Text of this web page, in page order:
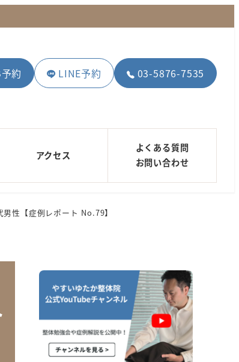
約 LINE予約 03-5876-7535
アクセス
よくある質問
お問い合わせ
性【症例レポート No.79】